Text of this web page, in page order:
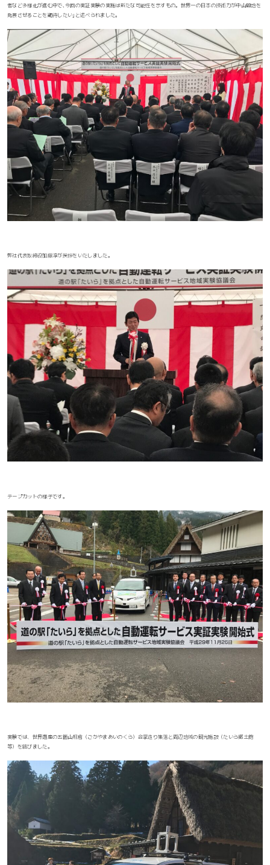
者など多様化が進む中で､今回の実証実験の実施は新たな可能性を示すもの。世界一の日本の技術力が中山間地を
発展させることを期待したい｣と述べられました。
弊社代表取締役加藤淳が挨拶をいたしました。
テープカットの様子です。
実験では、世界遺産の五箇山相倉（ごかやまあいのくら）合掌造り集落と周辺地域の観光施設（たいら郷土館
等）を結びました。